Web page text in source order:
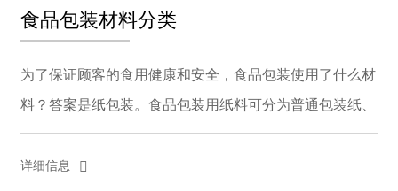
PYCCKИЙ
食品包装材料分类
为了保证顾客的食用健康和安全，食品包装使用了什么材
料？答案是纸包装。食品包装用纸料可分为普通包装纸、
专用包装纸、商标包装纸、防油包装纸和防潮包装纸五
种。普通包装纸有弹性，可用于一般包装，如工艺纸、机
详细信息